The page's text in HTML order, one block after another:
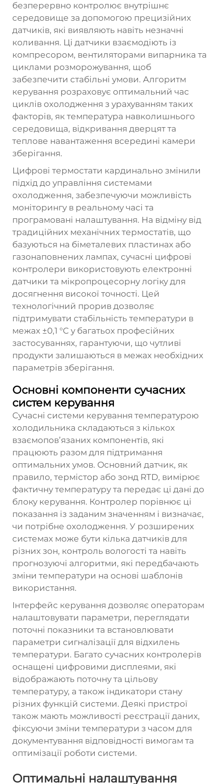
безперервно контролює внутрішнє
середовище за допомогою прецизійних
датчиків, які виявляють навіть незначні
коливання. Ці датчики взаємодіють із
компресором, вентиляторами випарника та
циклами розморожування, щоб
забезпечити стабільні умови. Алгоритм
керування розраховує оптимальний час
циклів охолодження з урахуванням таких
факторів, як температура навколишнього
середовища, відкривання дверцят та
теплове навантаження всередині камери
зберігання.
Цифрові термостати кардинально змінили
підхід до управління системами
охолодження, забезпечуючи можливість
моніторингу в реальному часі та
програмовані налаштування. На відміну від
традиційних механічних термостатів, що
базуються на біметалевих пластинах або
газонаповнених лампах, сучасні цифрові
контролери використовують електронні
датчики та мікропроцесорну логіку для
досягнення високої точності. Цей
технологічний прорив дозволяє
підтримувати стабільність температури в
межах ±0,1 °C у багатьох професійних
застосуваннях, гарантуючи, що чутливі
продукти залишаються в межах необхідних
параметрів зберігання.
Основні компоненти сучасних
систем керування
Сучасні системи керування температурою
холодильника складаються з кількох
взаємопов’язаних компонентів, які
працюють разом для підтримання
оптимальних умов. Основний датчик, як
правило, термістор або зонд RTD, вимірює
фактичну температуру та передає ці дані до
блоку керування. Контролер порівнює ці
показання із заданим значенням і визначає,
чи потрібне охолодження. У розширених
системах може бути кілька датчиків для
різних зон, контроль вологості та навіть
прогнозуючі алгоритми, які передбачають
зміни температури на основі шаблонів
використання.
Інтерфейс керування дозволяє операторам
налаштовувати параметри, переглядати
поточні показники та встановлювати
параметри сигналізації для відхилень
температури. Багато сучасних контролерів
оснащені цифровими дисплеями, які
відображають поточну та цільову
температуру, а також індикатори стану
різних функцій системи. Деякі пристрої
також мають можливості реєстрації даних,
фіксуючи зміни температури з часом для
документування відповідності вимогам та
оптимізації роботи системи.
Оптимальні налаштування